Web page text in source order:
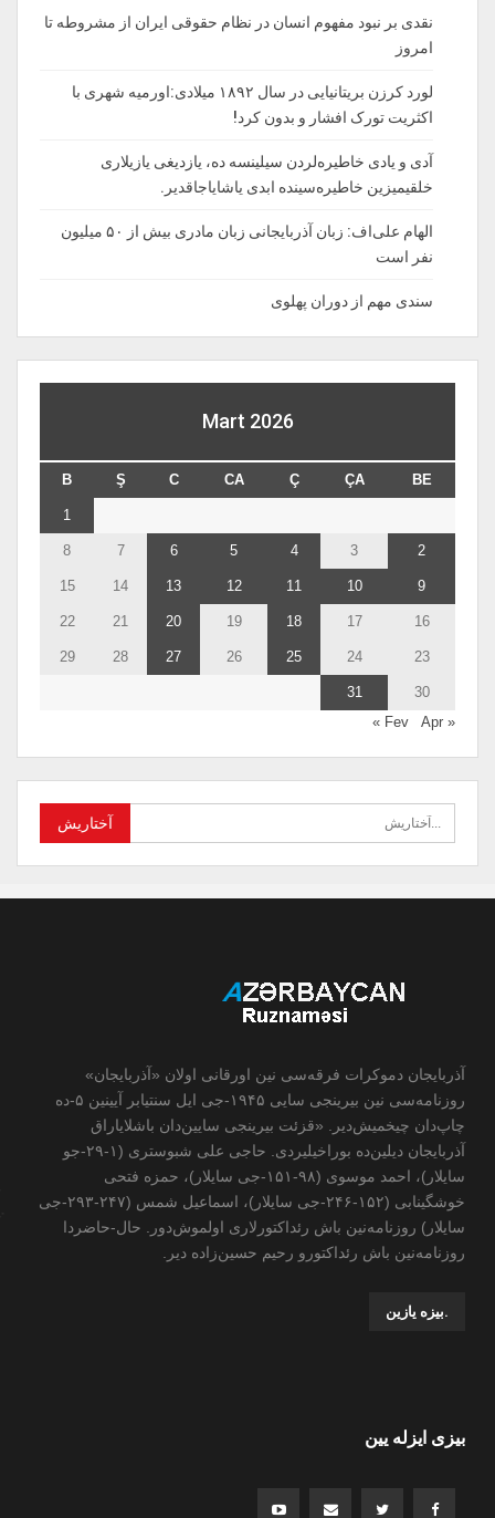
نقدی بر نبود مفهوم انسان در نظام حقوقی ایران از مشروطه تا
امروز
لورد کرزن بریتانیایی در سال ۱۸۹۲ میلادی:اورمیه شهری با
اکثریت تورک افشار و بدون کرد!
آدی و یادی خاطیره‌لردن سیلینسه ده، یازدیغی یازیلاری
خلقیمیزین خاطیره‌سینده ابدی یاشایاجاقدیر.
الهام علی‌اف: زبان آذربایجانی زبان مادری بیش از ۵۰ میلیون
نفر است
سندی مهم از دوران پهلوی
Mart 2026
BE
ÇA
Ç
CA
C
Ş
B
10
11
12
13
14
15
16
17
18
19
20
21
22
23
24
25
26
27
28
29
30
31
« Fev
Apr »
آذربایجان دموکرات فرقه‌سی نین اورقانی اولان «آذربایجان»
روزنامه‌سی نین بیرینجی سایی ۱۹۴۵-جی ایل سنتیابر آیینین ۵-ده
چاپ‌دان چیخمیش‌دیر. «قزئت بیرینجی سایین‌دان باشلایاراق
آذربایجان دیلین‌ده بوراخیلیردی. حاجی علی شبوستری (۱-۲۹-جو
سایلار)، احمد موسوی (۹۸-۱۵۱-جی سایلار)، حمزه فتحی
خوشگینابی (۱۵۲-۲۴۶-جی سایلار)، اسماعیل شمس (۲۴۷-۲۹۳-جی
سایلار) روزنامه‌نین باش رئداکتورلاری اولموش‌دور. حال-حاضردا
روزنامه‌نین باش رئداکتورو رحیم حسین‌زاده ‌دیر.
.بیزه یازین
بیزی ایزله یین